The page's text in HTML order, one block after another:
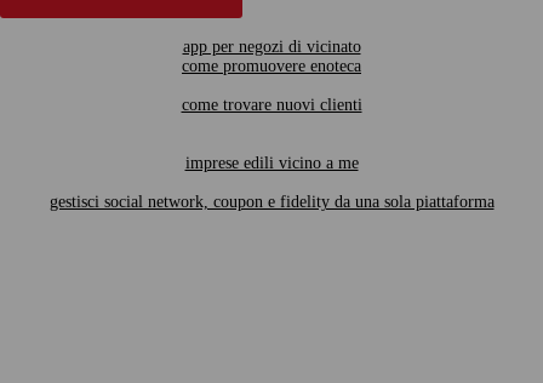
app per negozi di vicinato
come promuovere enoteca
come trovare nuovi clienti
imprese edili vicino a me
gestisci social network, coupon e fidelity da una sola piattaforma